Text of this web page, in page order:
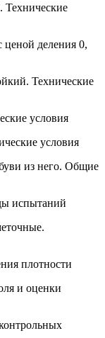
деления 0,
Технические
условия
условия
из него. Общие
испытаний
плотности
и оценки